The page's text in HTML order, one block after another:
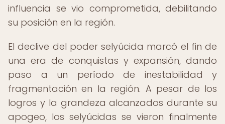
influencia se vio comprometida, debilitando
su posición en la región.
El declive del poder selyúcida marcó el fin de
una era de conquistas y expansión, dando
paso a un período de inestabilidad y
fragmentación en la región. A pesar de los
logros y la grandeza alcanzados durante su
apogeo, los selyúcidas se vieron finalmente